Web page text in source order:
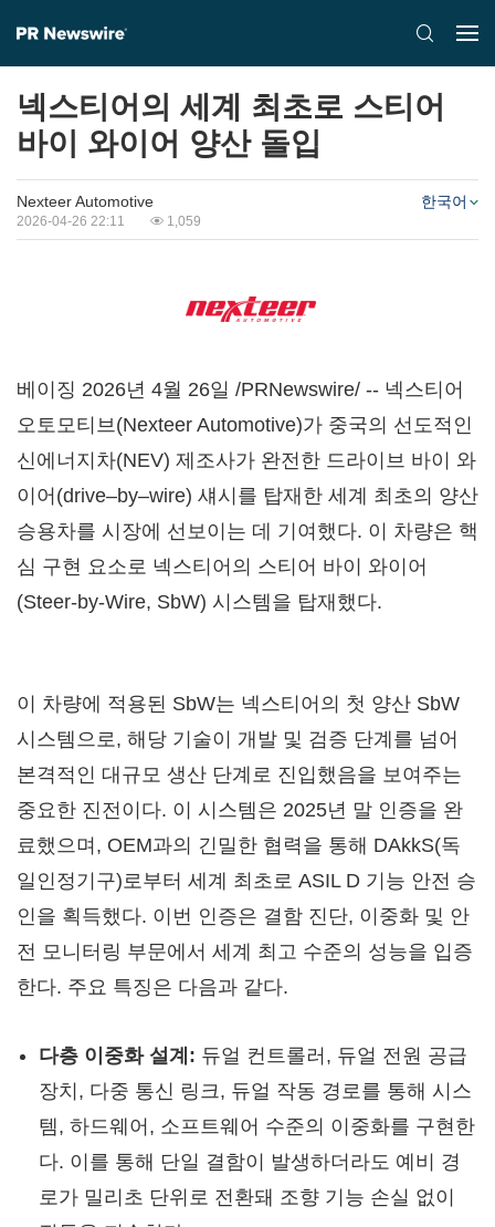
넥스티어의 세계 최초로 스티어
바이 와이어 양산 돌입
Nexteer Automotive
2026-04-26 22:11 1,059
한국어
베이징 2026년 4월 26일 /PRNewswire/ -- 넥스티어
오토모티브(Nexteer Automotive)가 중국의 선도적인
신에너지차(NEV) 제조사가 완전한 드라이브 바이 와
이어(drive–by–wire) 섀시를 탑재한 세계 최초의 양산
승용차를 시장에 선보이는 데 기여했다. 이 차량은 핵
심 구현 요소로 넥스티어의 스티어 바이 와이어
(Steer-by-Wire, SbW) 시스템을 탑재했다.
이 차량에 적용된 SbW는 넥스티어의 첫 양산 SbW
시스템으로, 해당 기술이 개발 및 검증 단계를 넘어
본격적인 대규모 생산 단계로 진입했음을 보여주는
중요한 진전이다. 이 시스템은 2025년 말 인증을 완
료했으며, OEM과의 긴밀한 협력을 통해 DAkkS(독
일인정기구)로부터 세계 최초로 ASIL D 기능 안전 승
인을 획득했다. 이번 인증은 결함 진단, 이중화 및 안
전 모니터링 부문에서 세계 최고 수준의 성능을 입증
한다. 주요 특징은 다음과 같다.
다층 이중화 설계: 듀얼 컨트롤러, 듀얼 전원 공급
장치, 다중 통신 링크, 듀얼 작동 경로를 통해 시스
템, 하드웨어, 소프트웨어 수준의 이중화를 구현한
다. 이를 통해 단일 결함이 발생하더라도 예비 경
로가 밀리초 단위로 전환돼 조향 기능 손실 없이